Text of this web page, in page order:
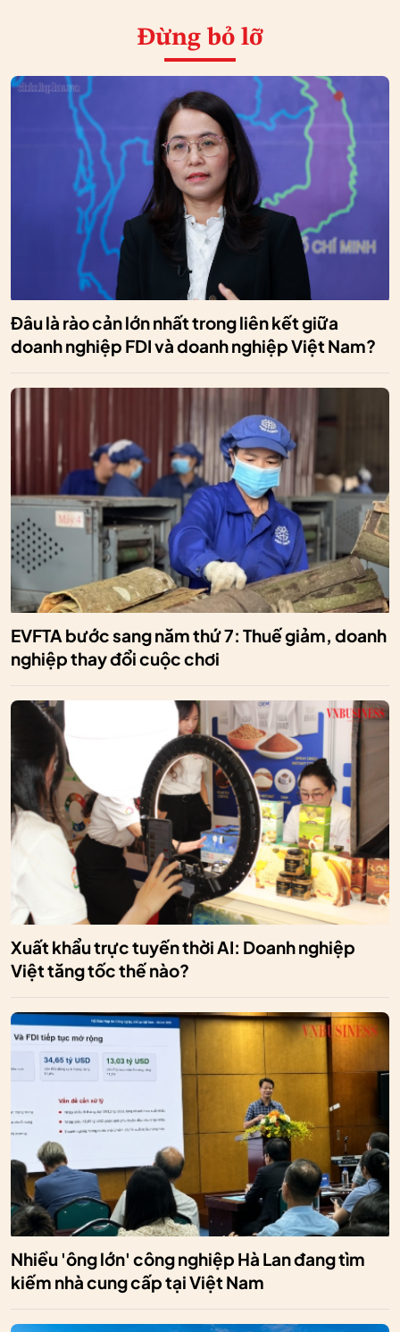
Đừng bỏ lỡ
Đâu là rào cản lớn nhất trong liên kết giữa
doanh nghiệp FDI và doanh nghiệp Việt Nam?
EVFTA bước sang năm thứ 7: Thuế giảm, doanh
nghiệp thay đổi cuộc chơi
Xuất khẩu trực tuyến thời AI: Doanh nghiệp
Việt tăng tốc thế nào?
Nhiều 'ông lớn' công nghiệp Hà Lan đang tìm
kiếm nhà cung cấp tại Việt Nam